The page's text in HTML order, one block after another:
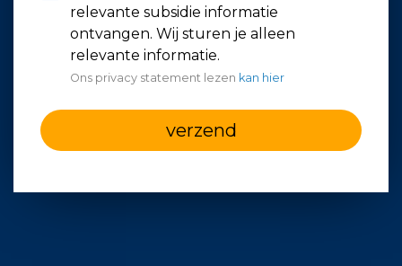
relevante subsidie informatie
ontvangen. Wij sturen je alleen
relevante informatie.
Ons privacy statement lezen kan hier
verzend